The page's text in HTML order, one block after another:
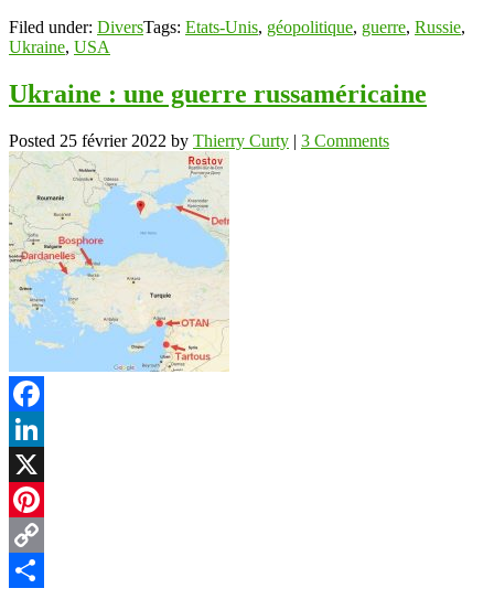
Filed under: DiversTags: Etats-Unis, géopolitique, guerre, Russie,
Ukraine, USA
Ukraine : une guerre russaméricaine
Posted 25 février 2022 by Thierry Curty | 3 Comments
Facebook
LinkedIn
X
Pinterest
Copy